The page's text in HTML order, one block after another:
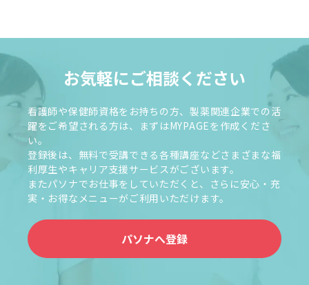
お気軽にご相談ください
看護師や保健師資格をお持ちの方、製薬関連企業での活
躍をご希望される方は、まずはMYPAGEを作成くださ
い。
登録後は、無料で受講できる各種講座などさまざまな福
利厚生やキャリア支援サービスがございます。
またパソナでお仕事をしていただくと、さらに安心・充
実・お得なメニューがご利用いただけます。
パソナへ登録